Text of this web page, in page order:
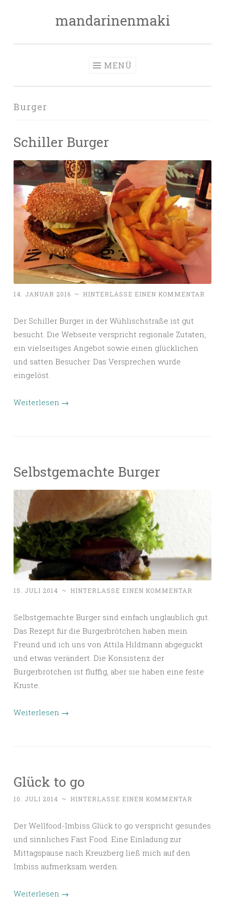
mandarinenmaki
MENÜ
Burger
Schiller Burger
14. JANUAR 2016 ~ HINTERLASSE EINEN KOMMENTAR
Der Schiller Burger in der Wühlischstraße ist gut
besucht. Die Webseite verspricht regionale Zutaten,
ein vielseitiges Angebot sowie einen glücklichen
und satten Besucher. Das Versprechen wurde
eingelöst.
Weiterlesen →
Selbstgemachte Burger
15. JULI 2014 ~ HINTERLASSE EINEN KOMMENTAR
Selbstgemachte Burger sind einfach unglaublich gut.
Das Rezept für die Burgerbrötchen haben mein
Freund und ich uns von Attila Hildmann abgeguckt
und etwas verändert. Die Konsistenz der
Burgerbrötchen ist fluffig, aber sie haben eine feste
Kruste.
Weiterlesen →
Glück to go
10. JULI 2014 ~ HINTERLASSE EINEN KOMMENTAR
Der Wellfood-Imbiss Glück to go verspricht gesundes
und sinnliches Fast Food. Eine Einladung zur
Mittagspause nach Kreuzberg ließ mich auf den
Imbiss aufmerksam werden.
Weiterlesen →